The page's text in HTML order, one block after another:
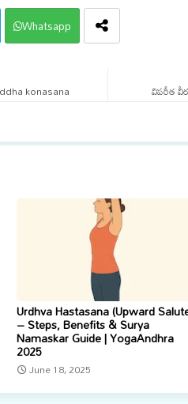
Whatsapp
విపరీత
konasana
Urdhva Hastasana (Upward
– Steps, Benefits & Surya
Namaskar Guide | YogaAndhra
2025
June 18, 2025